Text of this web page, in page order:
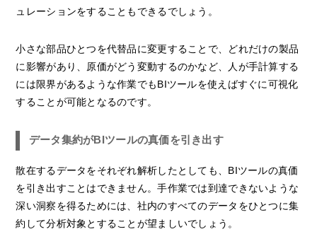
ュレーションをすることもできるでしょう。
小さな部品ひとつを代替品に変更することで、どれだけの製品
に影響があり、原価がどう変動するのかなど、人が手計算する
には限界があるような作業でもBIツールを使えばすぐに可視化
することが可能となるのです。
データ集約がBIツールの真価を引き出す
散在するデータをそれぞれ解析したとしても、BIツールの真価
を引き出すことはできません。手作業では到達できないような
深い洞察を得るためには、社内のすべてのデータをひとつに集
約して分析対象とすることが望ましいでしょう。